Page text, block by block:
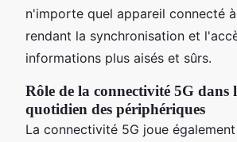
n'importe quel appareil connecté
rendant la synchronisation et
informations plus aisés et sûrs.
Rôle de la connectivité 5G dans
quotidien des périphériques
La connectivité 5G joue